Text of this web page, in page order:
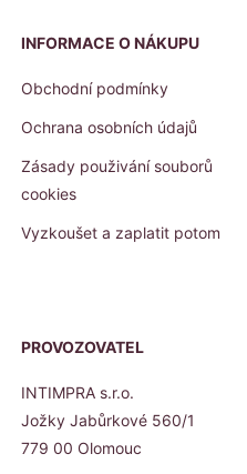
INFORMACE O NÁKUPU
Obchodní podmínky
Ochrana osobních údajů
Zásady použivání souborů
cookies
Vyzkoušet a zaplatit potom
PROVOZOVATEL
INTIMPRA s.r.o.
Jožky Jabůrkové 560/1
779 00 Olomouc